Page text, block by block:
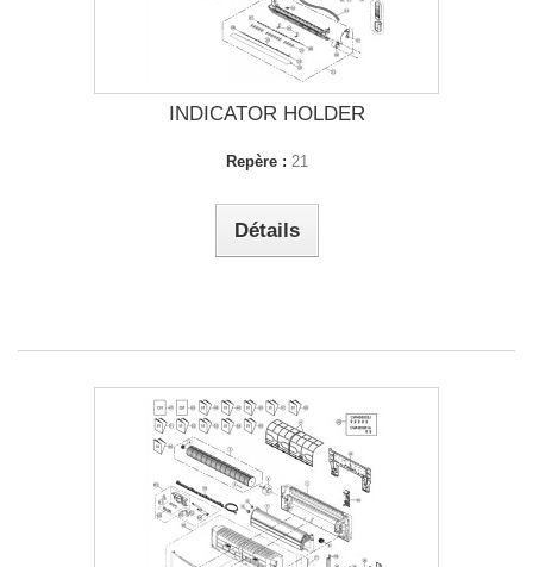
INDICATOR HOLDER
Repère : 21
Détails